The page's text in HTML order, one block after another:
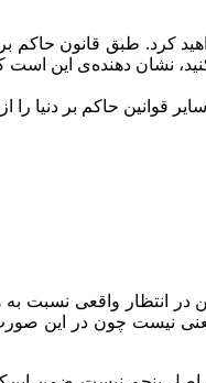
کرد. طبق قانون
دهنده‌ی این است
قوانین حاکم بر دنیا
در انتظار واقعی
نیست چون در این صورت